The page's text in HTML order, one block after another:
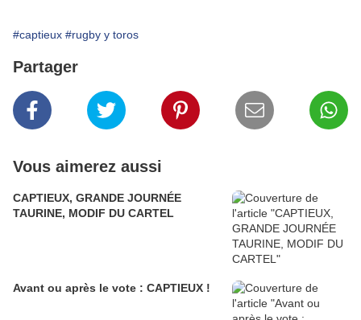
#captieux #rugby y toros
Partager
Vous aimerez aussi
CAPTIEUX, GRANDE JOURNÉE
TAURINE, MODIF DU CARTEL
Avant ou après le vote : CAPTIEUX !